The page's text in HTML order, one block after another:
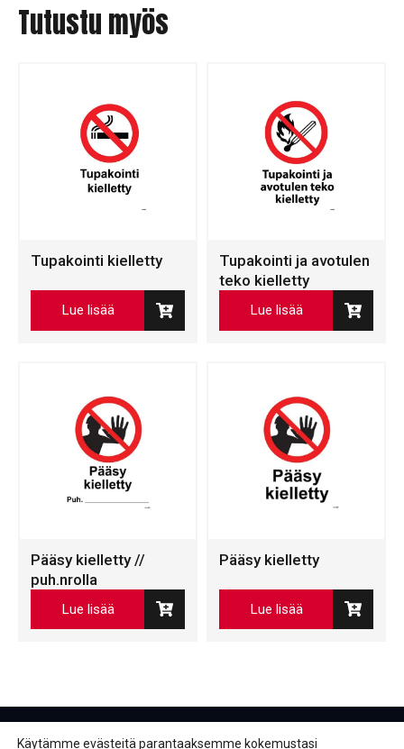
Tutustu myös
Tupakointi kielletty
Lue lisää
Tupakointi ja avotulen
teko kielletty
Lue lisää
Pääsy kielletty //
puh.nrolla
Lue lisää
Pääsy kielletty
Lue lisää
Käytämme evästeitä parantaaksemme kokemustasi